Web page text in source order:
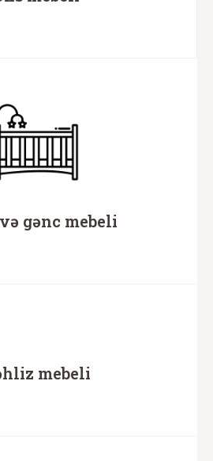
gənc mebeli
mebeli